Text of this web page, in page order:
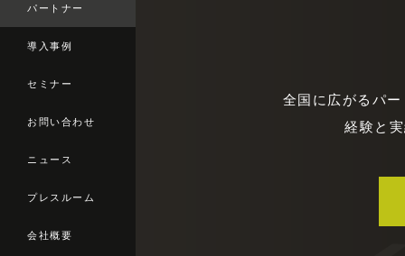
パートナー
導入事例
セミナー
お問い合わせ
ニュース
プレスルーム
会社概要
全国に広がるパ
経験と